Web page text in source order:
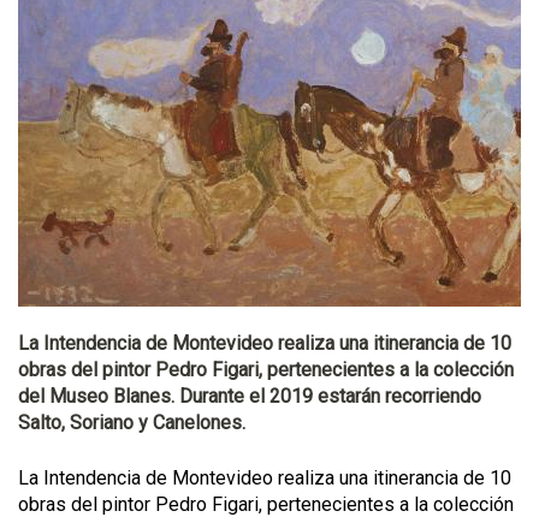
La Intendencia de Montevideo realiza una itinerancia de 10
obras del pintor Pedro Figari, pertenecientes a la colección
del Museo Blanes. Durante el 2019 estarán recorriendo
Salto, Soriano y Canelones.
La Intendencia de Montevideo realiza una itinerancia de 10
obras del pintor Pedro Figari, pertenecientes a la colección